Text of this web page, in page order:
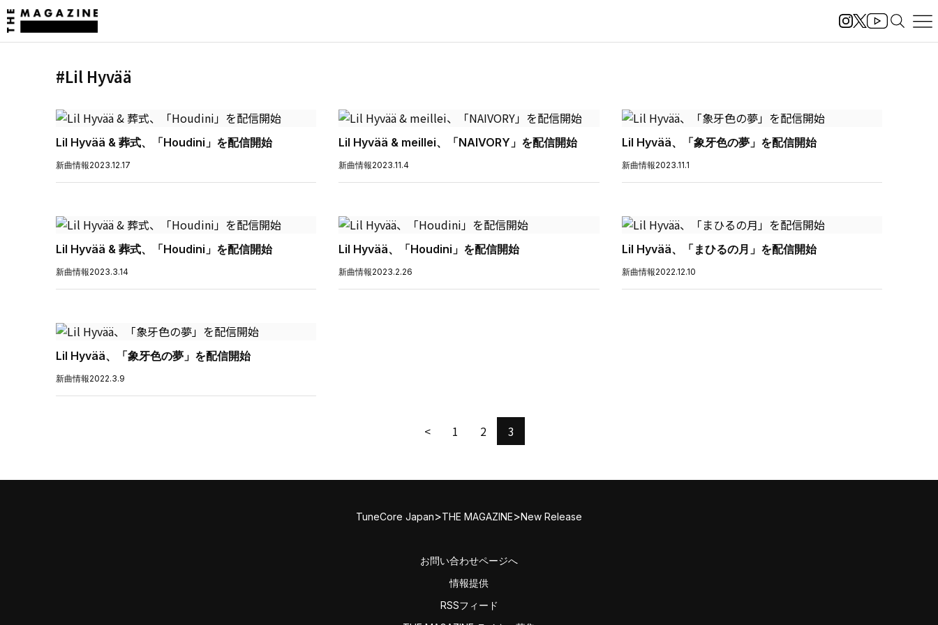
#Lil Hyvää
Lil Hyvää & 葬式、「Houdini」を配信開始
新曲情報2023.12.17
Lil Hyvää & meillei、「NAIVORY」を配信開始
新曲情報2023.11.4
Lil Hyvää、「象牙色の夢」を配信開始
新曲情報2023.11.1
Lil Hyvää & 葬式、「Houdini」を配信開始
新曲情報2023.3.14
Lil Hyvää、「Houdini」を配信開始
新曲情報2023.2.26
Lil Hyvää、「まひるの月」を配信開始
新曲情報2022.12.10
Lil Hyvää、「象牙色の夢」を配信開始
新曲情報2022.3.9
< 1 2 3
TuneCore Japan>THE MAGAZINE>New Release
お問い合わせページへ
情報提供
RSSフィード